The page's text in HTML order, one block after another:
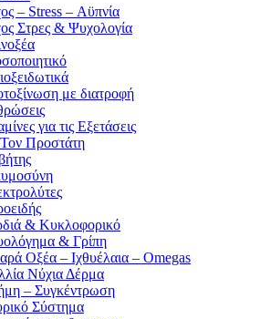
– Stress – Αϋπνία
Στρες & Ψυχολογία
με διατροφή
για τις Εξετάσεις
Τον Προστάτη
& Κυκλοφορικό
& Γρίπη
Οξέα – Ιχθυέλαια – Omegas
Νύχια Δέρμα
– Συγκέντρωση
Σύστημα